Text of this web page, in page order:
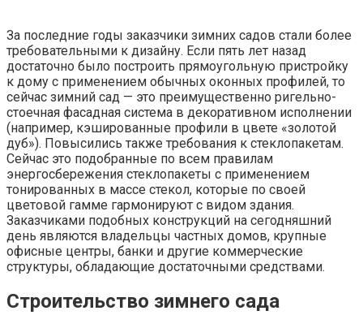
За последние годы заказчики зимних садов стали более
требовательными к дизайну. Если пять лет назад
достаточно было построить прямоугольную пристройку
к дому с применением обычных оконных профилей, то
сейчас зимний сад — это преимущественно ригельно-
стоечная фасадная система в декоративном исполнении
(например, кэшированные профили в цвете «золотой
дуб»). Повысились также требования к стеклопакетам.
Сейчас это подобранные по всем правилам
энергосбережения стеклопакеты с применением
тонированных в массе стекол, которые по своей
цветовой гамме гармонируют с видом здания.
Заказчиками подобных конструкций на сегодняшний
день являются владельцы частных домов, крупные
офисные центры, банки и другие коммерческие
структуры, обладающие достаточными средствами.
Строительство зимнего сада